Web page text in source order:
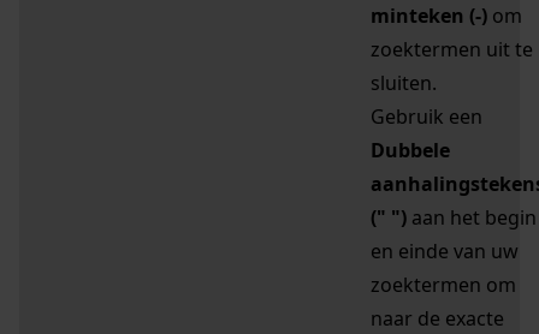
minteken (-) om
zoektermen uit te
sluiten.
Gebruik een
Dubbele
(" ") aan het begin
en einde van uw
zoektermen om
naar de exacte